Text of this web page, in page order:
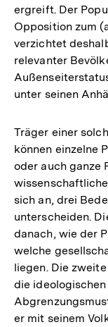
ergreift. Der
Opposition zum
verzichtet
relevanter
unter seinen
Träger einer
können einzelne
oder auch ganze
sich an, drei
unterscheiden.
danach, wie der
welche
liegen. Die
die
er mit seinem